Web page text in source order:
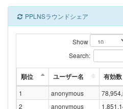
PPLNSラウンドシェア
Show
Search:
順位 ユーザー名 有効数
1 anonymous
2
anonymous